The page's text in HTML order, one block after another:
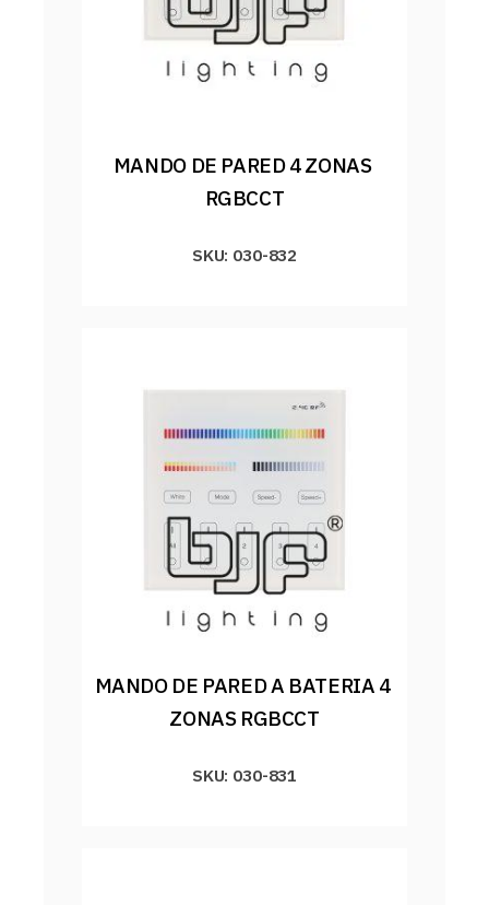
MANDO DE PARED 4 ZONAS
RGBCCT
SKU: 030-832
MANDO DE PARED A BATERIA 4
ZONAS RGBCCT
SKU: 030-831